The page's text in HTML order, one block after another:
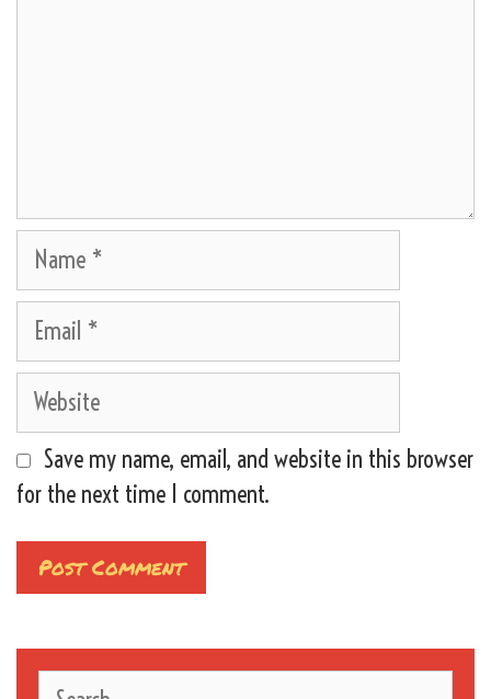
Name
Email
Website
Save my name, email, and website in this browser
for the next time I comment.